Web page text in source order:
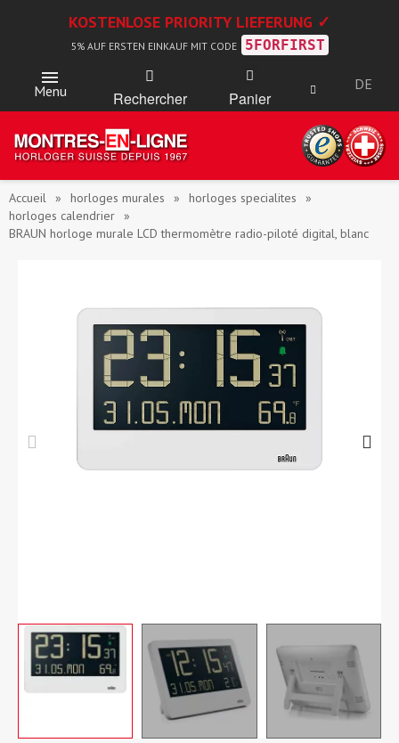
KOSTENLOSE PRIORITY LIEFERUNG ✓
5% AUF ERSTEN EINKAUF MIT CODE 5FORFIRST
Menu Rechercher Panier
DE
Accueil horloges murales
horloges specialites
horloges calendrier
BRAUN horloge murale LCD thermomètre radio-piloté digital, blanc